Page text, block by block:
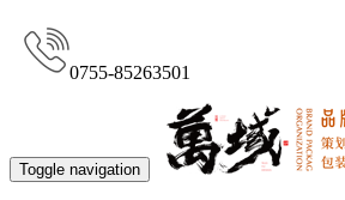
0755-85263501
Toggle navigation